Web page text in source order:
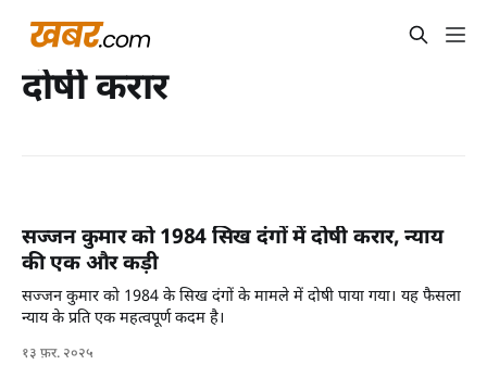
दोषी करार
सज्जन कुमार को 1984 सिख दंगों में दोषी करार, न्याय
की एक और कड़ी
सज्जन कुमार को 1984 के सिख दंगों के मामले में दोषी पाया गया। यह फैसला
न्याय के प्रति एक महत्वपूर्ण कदम है।
१३ फ़र. २०२५